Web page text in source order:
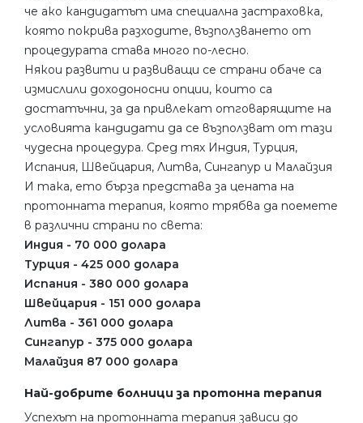
че ако кандидатът има специална застраховка,
която покрива разходите, възползването от
процедурата става много по-лесно.
Някои развити и развиващи се страни обаче са
измислили доходоносни опции, които са
достатъчни, за да привлекат отговарящите на
условията кандидати да се възползват от тази
чудесна процедура. Сред тях Индия, Турция,
Испания, Швейцария, Литва, Сингапур и Малайзия
И така, ето бърза представа за цената на
протонната терапия, която трябва да поемете
в различни страни по света:
Индия - 70 000 долара
Турция - 425 000 долара
Испания - 380 000 долара
Швейцария - 151 000 долара
Литва - 361 000 долара
Сингапур - 375 000 долара
Малайзия 87 000 долара
Най-добрите болници за протонна терапия
Успехът на протонната терапия зависи до